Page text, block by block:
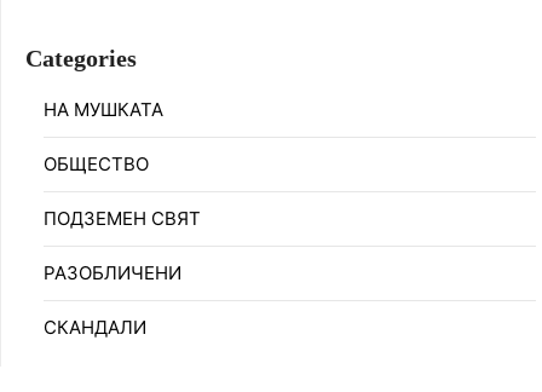
Categories
НА МУШКАТА
ОБЩЕСТВО
ПОДЗЕМЕН СВЯТ
РАЗОБЛИЧЕНИ
СКАНДАЛИ